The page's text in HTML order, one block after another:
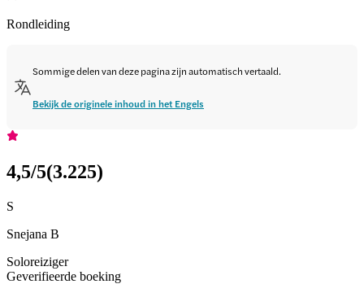
Rondleiding
Sommige delen van deze pagina zijn automatisch vertaald.
Bekijk de originele inhoud in het Engels
4,5/5(3.225)
S
Snejana B
Soloreiziger
Geverifieerde boeking